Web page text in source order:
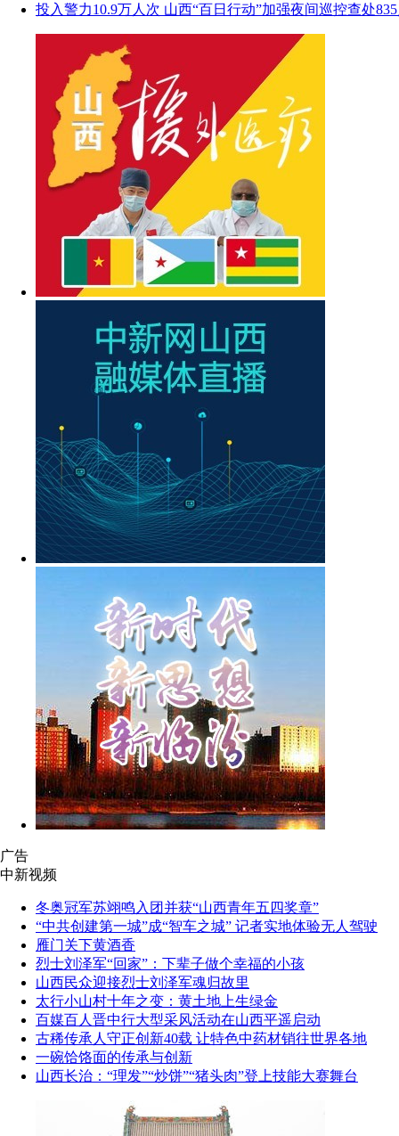
投入警力10.9万人次 山西“百日行动”加强夜间巡控查处
广告
中新视频
冬奥冠军苏翊鸣入团并获“山西青年五四奖章”
“中共创建第一城”成“智车之城” 记者实地体验无人驾驶
雁门关下黄酒香
烈士刘泽军“回家”：下辈子做个幸福的小孩
山西民众迎接烈士刘泽军魂归故里
太行小山村十年之变：黄土地上生绿金
百媒百人晋中行大型采风活动在山西平遥启动
古稀传承人守正创新40载 让特色中药材销往世界各地
一碗饸饹面的传承与创新
山西长治：“理发”“炒饼”“猪头肉”登上技能大赛舞台